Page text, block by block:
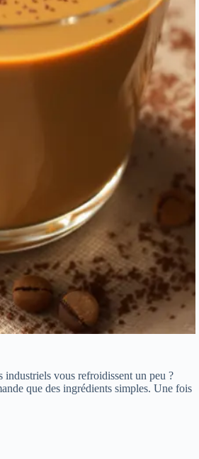
industriels vous refroidissent un peu ?
que des ingrédients simples. Une fois